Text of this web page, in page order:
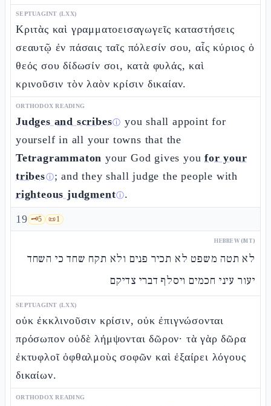
SEPTUAGINT (LXX)
Κριτὰς καὶ γραμματοεισαγωγεῖς καταστήσεις
σεαυτῷ ἐν πάσαις ταῖς πόλεσίν σου, αἷς κύριος ὁ
θεός σου δίδωσίν σοι, κατὰ φυλάς, καὶ
κρινοῦσιν τὸν λαὸν κρίσιν δικαίαν.
ORTHODOX READING
Judges and scribesⓘ you shall appoint for
yourself in all your towns that the
Tetragrammaton your God gives youfor your
tribesⓘ; and they shall judge the people with
righteous judgmentⓘ.
19 🗝️5 📜1
HEBREW (MT)
לא תטה משפט לא תכיר פנים ולא תקח שחד כי השחד
יעור עיני חכמים ויסלף דברי צדיקם
SEPTUAGINT (LXX)
οὐκ ἐκκλινοῦσιν κρίσιν, οὐκ ἐπιγνώσονται
πρόσωπον οὐδὲ λήμψονται δῶρον· τὰ γὰρ δῶρα
ἐκτυφλοῖ ὀφθαλμοὺς σοφῶν καὶ ἐξαίρει λόγους
δικαίων.
ORTHODOX READING